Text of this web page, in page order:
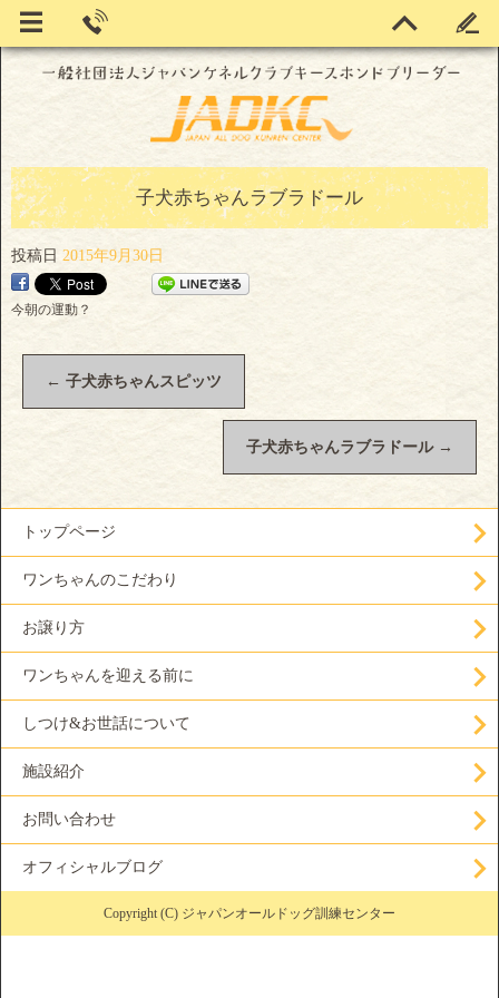
子犬赤ちゃんラブラドール
投稿日 2015年9月30日
今朝の運動？
← 子犬赤ちゃんスピッツ
子犬赤ちゃんラブラドール →
トップページ
ワンちゃんのこだわり
お譲り方
ワンちゃんを迎える前に
しつけ&お世話について
施設紹介
お問い合わせ
オフィシャルブログ
Copyright (C) ジャパンオールドッグ訓練センター